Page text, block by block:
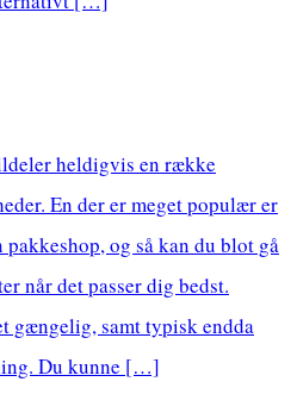
heldigvis en række
En der er meget populær er
og så kan du blot gå
når det passer dig bedst.
gængelig, samt typisk endda
Du kunne […]